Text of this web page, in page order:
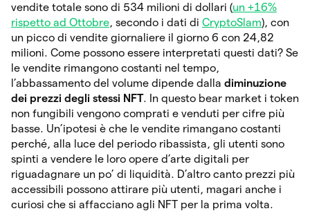
vendite totale sono di 534 milioni di dollari (un +16%
rispetto ad Ottobre, secondo i dati di CryptoSlam), con
un picco di vendite giornaliere il giorno 6 con 24,82
milioni. Come possono essere interpretati questi dati? Se
le vendite rimangono costanti nel tempo,
l’abbassamento del volume dipende dalla diminuzione
dei prezzi degli stessi NFT. In questo bear market i token
non fungibili vengono comprati e venduti per cifre più
basse. Un’ipotesi è che le vendite rimangano costanti
perché, alla luce del periodo ribassista, gli utenti sono
spinti a vendere le loro opere d’arte digitali per
riguadagnare un po’ di liquidità. D’altro canto prezzi più
accessibili possono attirare più utenti, magari anche i
curiosi che si affacciano agli NFT per la prima volta.